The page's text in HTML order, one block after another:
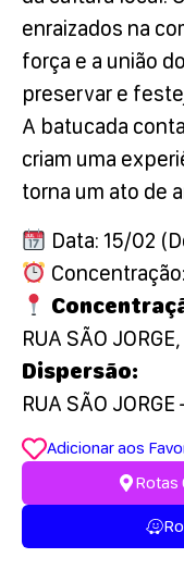
enraizados na
força e a união
preservar e
A batucada
criam uma
torna um ato de
Data: 15/02
RUA SÃO
Dispersão:
RUA SÃO
Adicionar aos
Rotas